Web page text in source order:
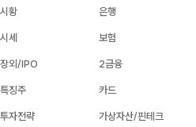
시황
시세
장외/IPO
특징주
투자전략
은행
보험
2금융
카드
가상자산/핀테크